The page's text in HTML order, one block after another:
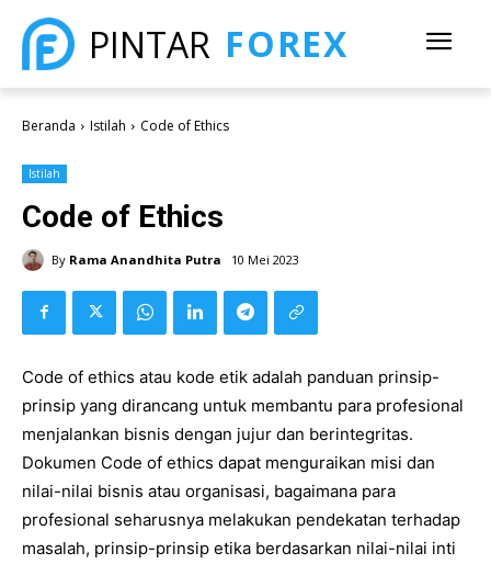
PINTAR FOREX
Beranda Istilah Code of Ethics
Istilah
Code of Ethics
By Rama Anandhita Putra 10 Mei 2023
Code of ethics atau kode etik adalah panduan prinsip-
prinsip yang dirancang untuk membantu para profesional
menjalankan bisnis dengan jujur dan berintegritas.
Dokumen Code of ethics dapat menguraikan misi dan
nilai-nilai bisnis atau organisasi, bagaimana para
profesional seharusnya melakukan pendekatan terhadap
masalah, prinsip-prinsip etika berdasarkan nilai-nilai inti